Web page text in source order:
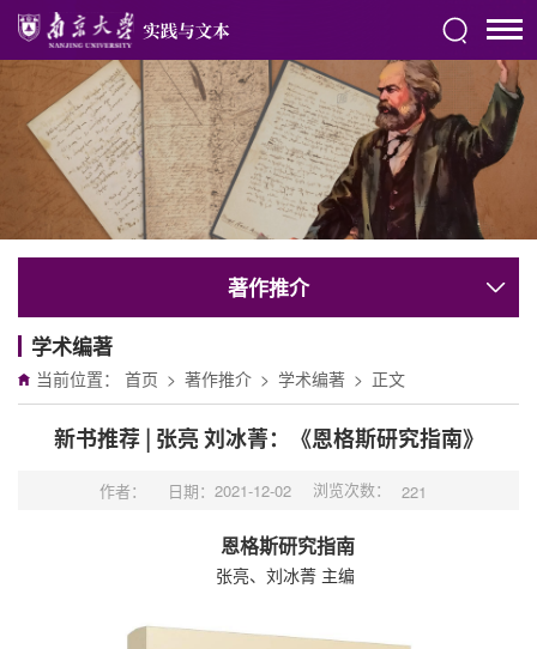
著作推介
学术编著
当前位置： 首页 > 著作推介 > 学术编著 > 正文
新书推荐 | 张亮 刘冰菁：《恩格斯研究指南》
作者： 日期：2021-12-02 浏览次数： 221
恩格斯研究指南
张亮、刘冰菁 主编